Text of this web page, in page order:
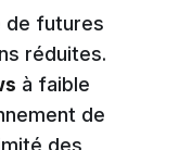
de futures
réduites.
à faible
de
des